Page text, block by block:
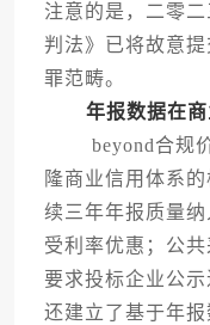
注意的是，二零
判法》已将故意
罪范畴。
年报数据在
beyond合规价
隆商业信用体系
续三年年报质量
受利率优惠；公
要求投标企业公
还建立了基于年